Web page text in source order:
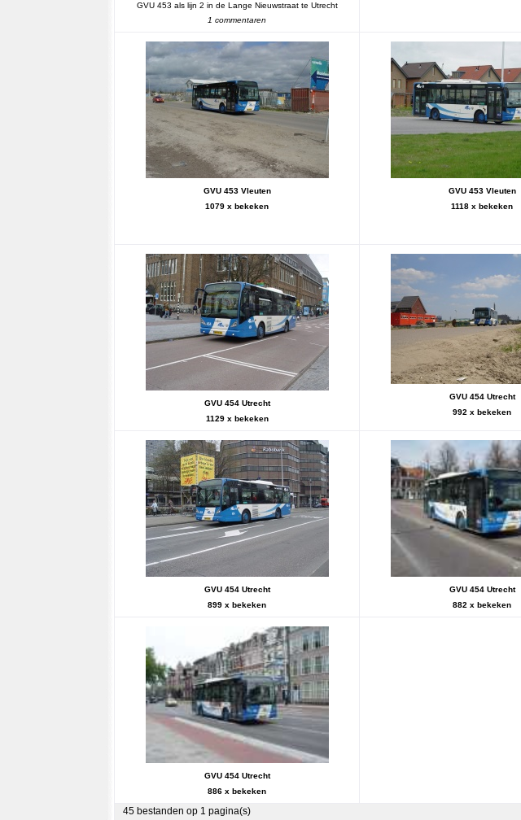
GVU 453 als lijn 2 in de Lange Nieuwstraat te Utrecht
1 commentaren
GVU 453 Vleuten
1079 x bekeken
GVU 453 Vleuten
1118 x bekeken
GVU 454 Utrecht
1129 x bekeken
GVU 454 Utrecht
992 x bekeken
GVU 454 Utrecht
899 x bekeken
GVU 454 Utrecht
882 x bekeken
GVU 454 Utrecht
886 x bekeken
45 bestanden op 1 pagina(s)